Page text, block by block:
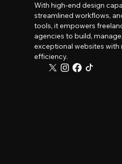
With high-end design
streamlined workflows,
tools, it empowers
agencies to build,
exceptional websites with
efficiency.